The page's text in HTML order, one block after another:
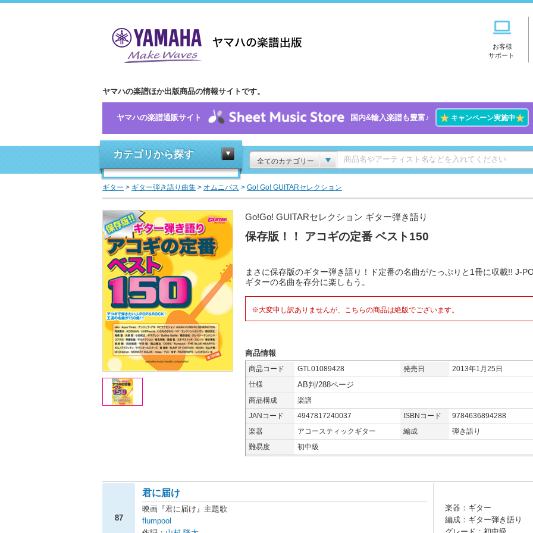
お客様
サポート
ヤマハの楽譜ほか出版商品の情報サイトです。
ヤマハの楽譜通販サイト 国内&輸入楽譜も豊富♪ ★キャンペーン実施中★
カテゴリから探す
全てのカテゴリー
ギター > ギター弾き語り曲集 > オムニバス > Go! Go! GUITARセレクション
Go!Go! GUITARセレクション ギター弾き語り
保存版！！ アコギの定番 ベスト150
まさに保存版のギター弾き語り！ド定番の名曲がたっぷりと1冊に収載!! J-
ギターの名曲を存分に楽しもう。
※大変申し訳ありませんが、こちらの商品は絶版でございます。
商品情報
商品コード GTL01089428 発売日
2013年1月25日
仕様
AB判/288ページ
商品構成
楽譜
JANコード
4947817240037 ISBNコード
9784636894288
楽器
アコースティックギター 編成
弾き語り
難易度
初中級
87
君に届け
映画『君に届け』主題歌
flumpool
楽器：ギター
編成：ギター弾き語り